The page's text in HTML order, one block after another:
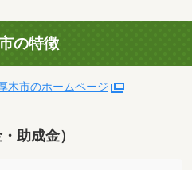
の特徴
木市のホームページ
助成金）